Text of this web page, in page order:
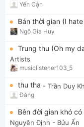
Yến Cận
Bán thời gian (I
Ngô Gia Huy
Trung thu (Oh my
Artists
musiclistener103_5
thu tha - Trần Duy
Đăng
Bên đời gian khó có
Nguyên Định - Bửu Ấn